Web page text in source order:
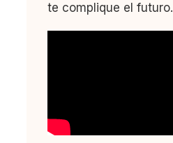
te complique el futuro.